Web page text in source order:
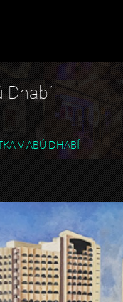
Dhabí
V ABÚ DHABÍ